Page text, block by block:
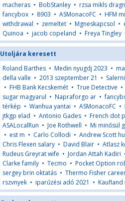
macheras • BobStanley • rzsa mikls
fancybox • 8903 • ASMonacoFC • HFM
withdrawal • zemeltet • Mgneskapcsol •
Quinoa • jacob copeland • Freya Tingley
Utoljára keresett
Roland Barthes • Medin nyugdj 2023 •
della valle • 2013 szeptember 21 •
• FHB Bank Kecskemét • True Detective •
sugar magyarul • Napraforgo ar •
térkép • Wanhua yantai • ASMonacoFC •
jtkgp elad • Antonio Gades • French dot
ASALocalRun • Joe Rothwell • Mi minősül
• est m • Carlo Collodi • Andrew Scott
Chris Flexen salary • David Blair • Atlasz
Rudeus Greyrat wife • Jordan Attah Kadiri
Clarke family • Tecmo • Pocket Option
sergey brin oktatás • Thermo Fisher
rszvnyek • iparűzési adó 2021 • Kaufland